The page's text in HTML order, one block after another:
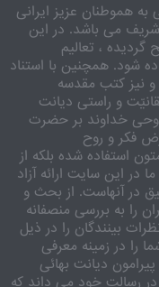
هموطنان عزیز ایرانی
شریف می باشد. در این
، تعالیم
شود. همچنین با استناد
نیز کتب مقدسه
و راستی دیانت
وحی خداوند بر حضرت
فکر و روح
استفاده شده بلکه از
این سایت ارائه آزاد
در آنهاست. از بحث و
را به بررسی منصفانه
بینندگان را در ذیل
را در زمینه معرفی
دیانت بهائی
رسالت خود می داند که